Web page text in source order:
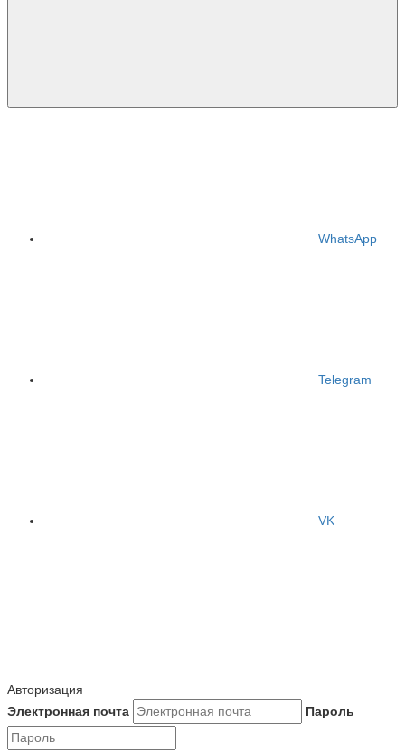
WhatsApp
Telegram
VK
Авторизация
Электронная почта
Пароль